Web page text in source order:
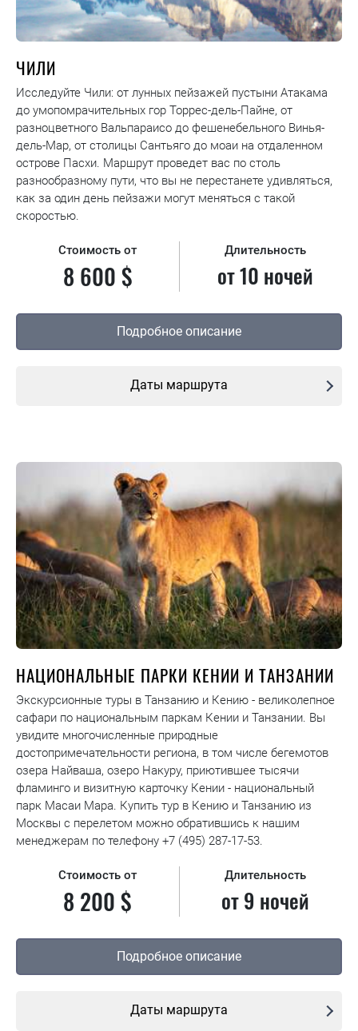
ЧИЛИ
Исследуйте Чили: от лунных пейзажей пустыни Атакама
до умопомрачительных гор Торрес-дель-Пайне, от
разноцветного Вальпараисо до фешенебельного Винья-
дель-Мар, от столицы Сантьяго до моаи на отдаленном
острове Пасхи. Маршрут проведет вас по столь
разнообразному пути, что вы не перестанете удивляться,
как за один день пейзажи могут меняться с такой
скоростью.
Стоимость от
8 600 $
Длительность
от 10 ночей
Подробное описание
Даты маршрута
НАЦИОНАЛЬНЫЕ ПАРКИ КЕНИИ И ТАНЗАНИИ
Экскурсионные туры в Танзанию и Кению - великолепное
сафари по национальным паркам Кении и Танзании. Вы
увидите многочисленные природные
достопримечательности региона, в том числе бегемотов
озера Найваша, озеро Накуру, приютившее тысячи
фламинго и визитную карточку Кении - национальный
парк Масаи Мара. Купить тур в Кению и Танзанию из
Москвы с перелетом можно обратившись к нашим
менеджерам по телефону +7 (495) 287-17-53.
Стоимость от
8 200 $
Длительность
от 9 ночей
Подробное описание
Даты маршрута